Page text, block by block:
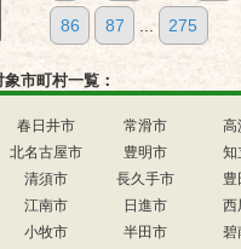
86 87 275
市町村一覧：
春日井市
北名古屋市
清須市
江南市
小牧市
常滑市
豊明市
長久手市
日進市
半田市
高
知
豊
西
碧